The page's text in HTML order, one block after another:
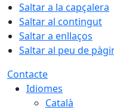
Saltar a la capçalera
Saltar al contingut
Saltar a enllaços
Saltar al peu de
Contacte
Idiomes
Català